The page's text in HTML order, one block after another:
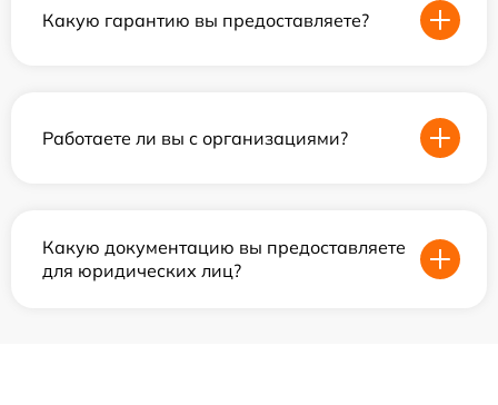
Какую гарантию вы предоставляете?
Работаете ли вы с организациями?
Какую документацию вы предоставляете
для юридических лиц?